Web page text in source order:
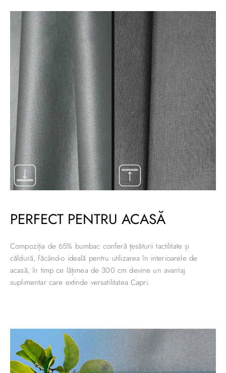
PERFECT PENTRU ACASĂ
Compoziția de 65% bumbac conferă țesăturii tactilitate și
căldură, făcând-o ideală pentru utilizarea în interioarele de
acasă, în timp ce lățimea de 300 cm devine un avantaj
suplimentar care extinde versatilitatea Capri.